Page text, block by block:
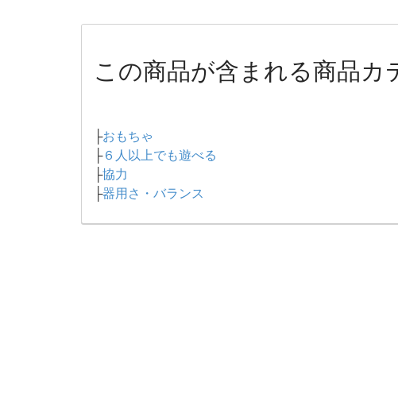
この商品が含まれる商品カ
├おもちゃ
├６人以上でも遊べる
├協力
├器用さ・バランス